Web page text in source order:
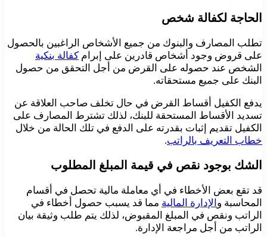
الحاجة لكفالة شخص
تطلب المصارف والبنوك من جميع الأشخاص الراغبين بالحصول
على قروض وجود أشخاص قادرين على إبرام كفالة بنكية
الشخص عند حصوله على القرض من أجل التحقق من حصول
البنك على جميع مستحقاته.
يدفع الكفيل أقساط القرض في حال تخلف صاحب العلاقة عن
تسديد الأقساط المستحقة للبنك، لذلك تشترط المصارف على
الكفيل تقديم إثبات بقدرته على الدفع في تلك الحالة من خلال
خطاب التعريف بالراتب.
الشك بوجود نقص في قيمة المبلغ المطلوب
قد تقع بعض الأخطاء في أي معاملة مالية تحصل في أقسام
المحاسبة و الإدارة المالية مما قد يسبب حصول أخطاء في
الراتب ونقص في المبلغ المقبوض، لذلك يتم طلب وثيقة بيان
الراتب من أجل مراجعة الإدارة.